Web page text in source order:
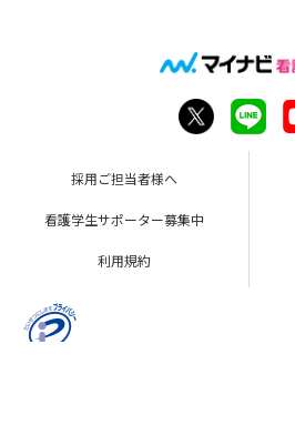
採用ご担当者様へ
看護学生サポーター募集中
利用規約